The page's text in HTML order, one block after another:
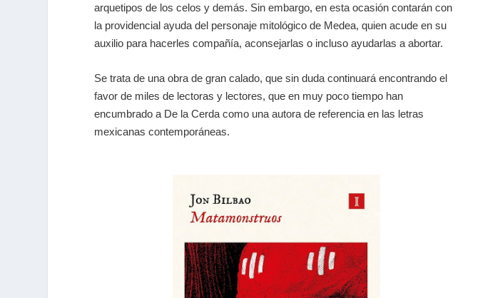
arquetipos de los celos y demás. Sin embargo, en esta ocasión contarán con
la providencial ayuda del personaje mitológico de Medea, quien acude en su
auxilio para hacerles compañía, aconsejarlas o incluso ayudarlas a abortar.
Se trata de una obra de gran calado, que sin duda continuará encontrando el
favor de miles de lectoras y lectores, que en muy poco tiempo han
encumbrado a De la Cerda como una autora de referencia en las letras
mexicanas contemporáneas.